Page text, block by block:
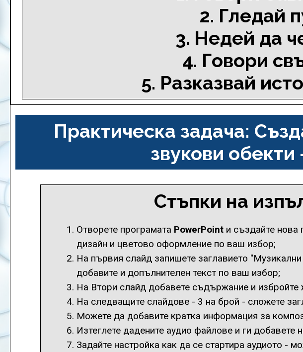
2. Гледай
3. Недей да
4. Говори
5. Разказвай
Практическа задача:
звукови
Стъпки на
Отворете програмата PowerPointи създайте нова
дизайн и цветово оформление по ваш избор;
На първия слайд запишете заглавието
добавите и допълнителен текст по ваш избор;
На Втори слайд добавете съдържание и избройте
На следващите слайдове - 3 на брой - сложете
Можете да добавите кратка информация за
Изтеглете дадените аудио файлове и ги добавете
Задайте настройка как да се стартира аудиото -